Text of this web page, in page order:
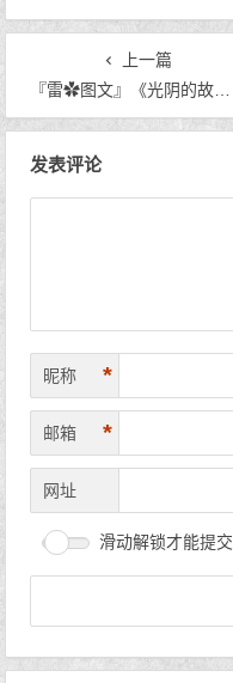
上一篇
『雷✿图文』《光阴的故事》
发表评论
昵称 *
邮箱 *
网址
滑动解锁才能提交